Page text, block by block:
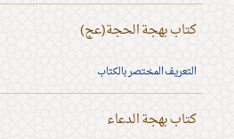
كتاب بهجة الحجة(عج)
التعريف المختصر بالكتاب
كتاب بهجة الدعاء